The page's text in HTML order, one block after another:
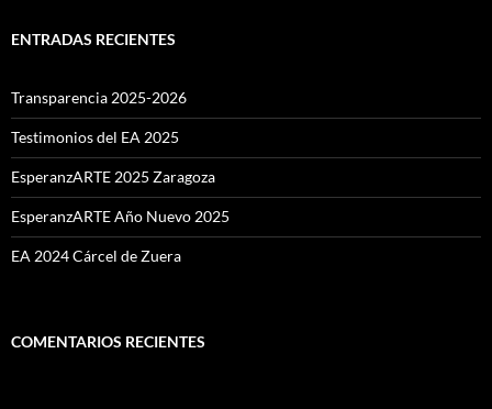
ENTRADAS RECIENTES
Transparencia 2025-2026
Testimonios del EA 2025
EsperanzARTE 2025 Zaragoza
EsperanzARTE Año Nuevo 2025
EA 2024 Cárcel de Zuera
COMENTARIOS RECIENTES